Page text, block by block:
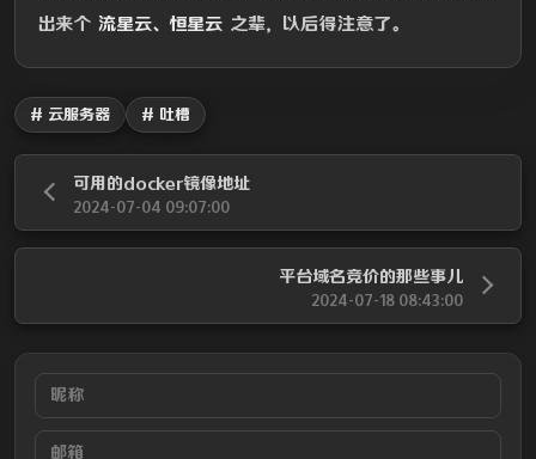
出来个 流星云、恒星云 之辈，以后得注意了。
# 云服务器 # 吐槽
可用的docker镜像地址
2024-07-04 09:07:00
平台域名竞价的那些事儿
2024-07-18 08:43:00